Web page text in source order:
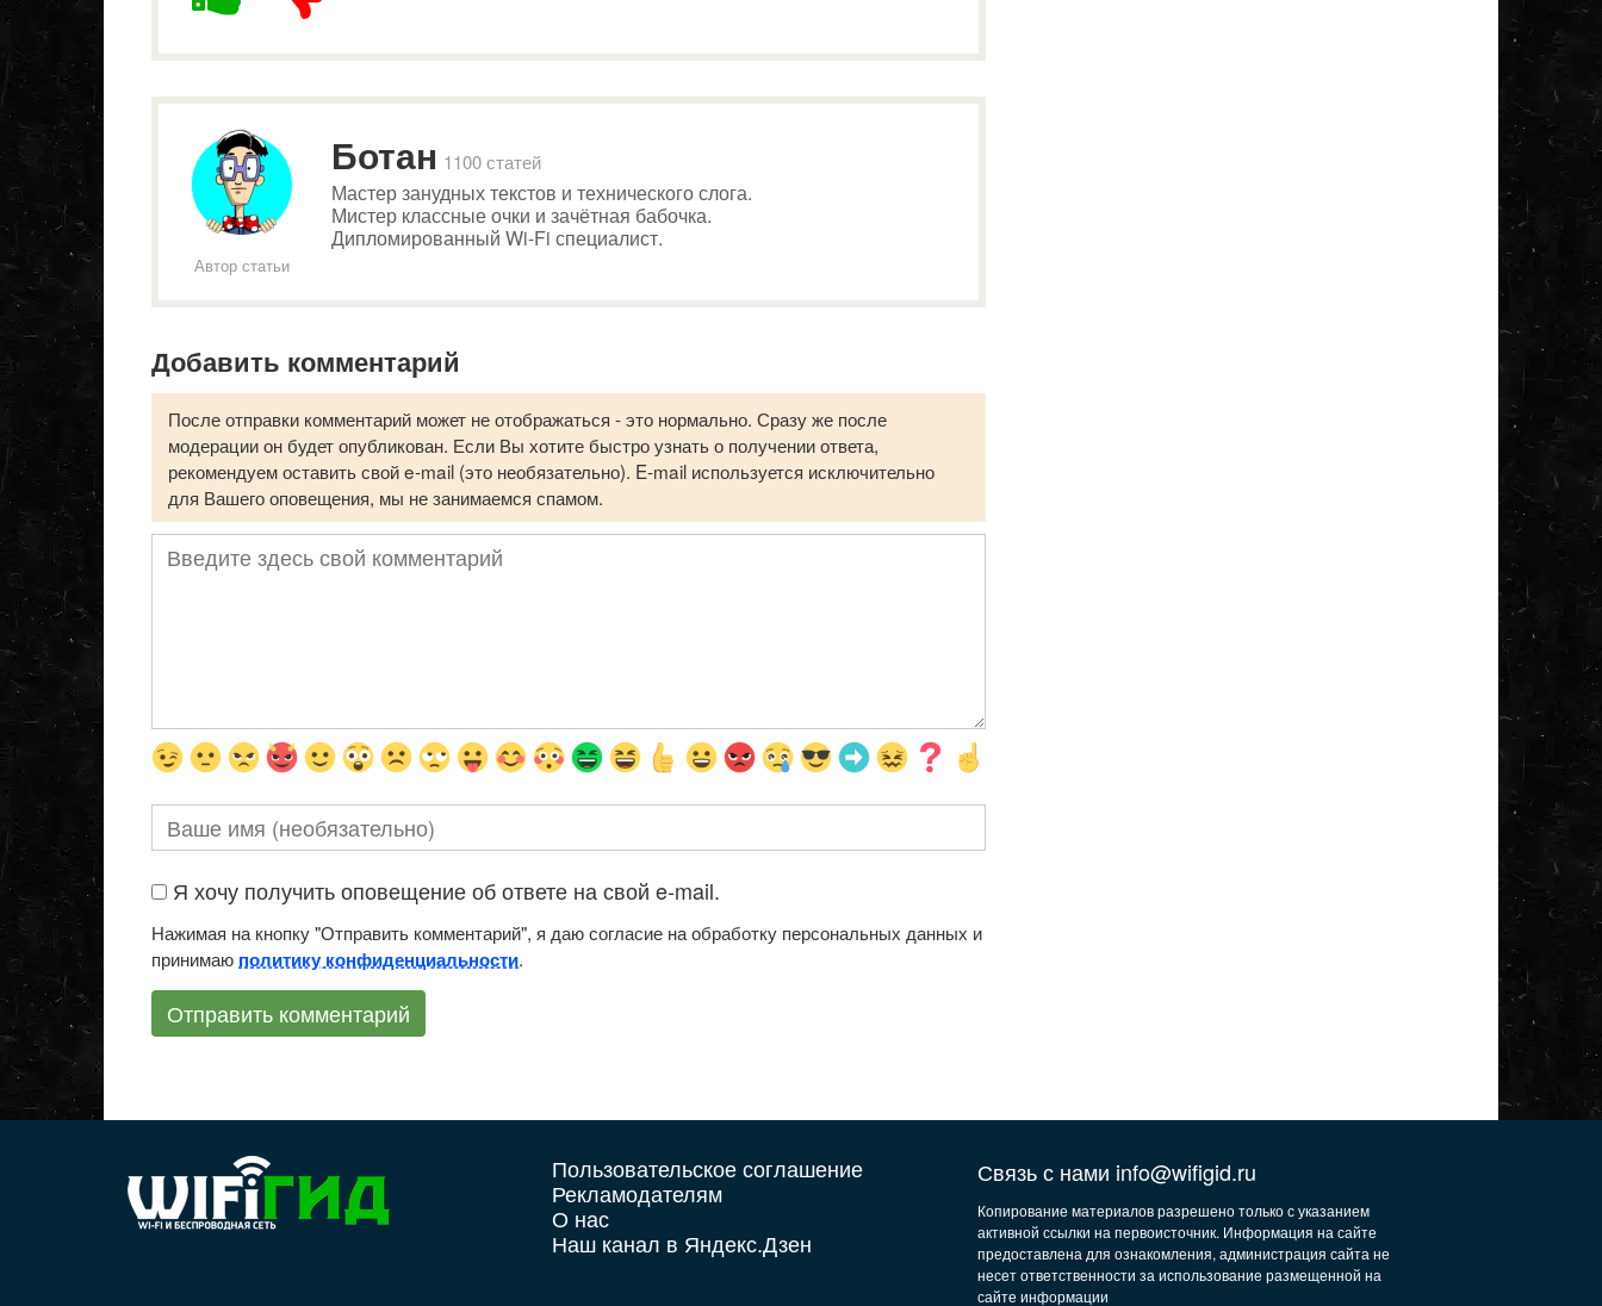
Автор статьи
Ботан 1100 статей
Мастер занудных текстов и технического слога.
Мистер классные очки и зачётная бабочка.
Дипломированный Wi-Fi специалист.
Добавить комментарий
После отправки комментарий может не отображаться - это нормально. Сразу же после
модерации он будет опубликован. Если Вы хотите быстро узнать о получении ответа,
рекомендуем оставить свой e-mail (это необязательно). E-mail используется исключительно
для Вашего оповещения, мы не занимаемся спамом.
Я хочу получить оповещение об ответе на свой e-mail.
Нажимая на кнопку "Отправить комментарий", я даю согласие на обработку персональных данных и
принимаю политику конфиденциальности.
Пользовательское соглашение
Рекламодателям
О нас
Наш канал в Яндекс.Дзен
Связь с нами info@wifigid.ru
Копирование материалов разрешено только с указанием
активной ссылки на первоисточник. Информация на сайте
предоставлена для ознакомления, администрация сайта не
несет ответственности за использование размещенной на
сайте информации